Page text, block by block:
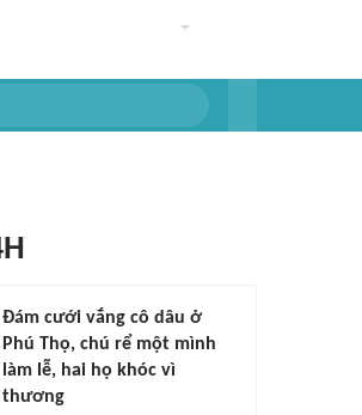
Đám cưới vắng cô dâu ở
Phú Thọ, chú rể một mình
làm lễ, hai họ khóc vì
thương